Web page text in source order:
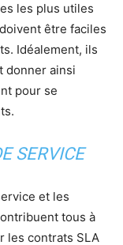
les plus utiles
être faciles
Idéalement, ils
donner ainsi
pour se
SERVICE
et les
tous à
les contrats SLA